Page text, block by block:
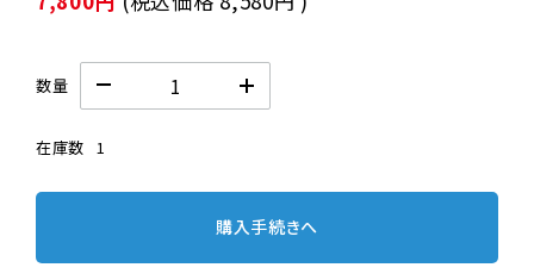
数量
在庫数 1
購入手続きへ